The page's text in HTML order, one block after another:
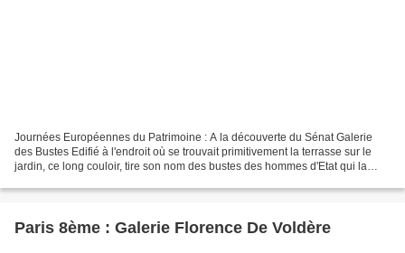
Journées Européennes du Patrimoine : A la découverte du Sénat Galerie
des Bustes Edifié à l'endroit où se trouvait primitivement la terrasse sur le
jardin, ce long couloir, tire son nom des bustes des hommes d'Etat qui la
Paris 8ème : Galerie Florence De Voldère